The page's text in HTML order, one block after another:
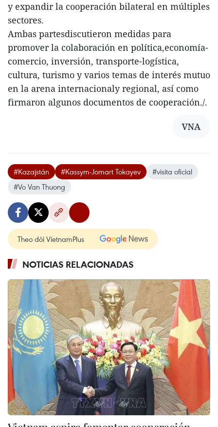
y expandir la cooperación bilateral en múltiples
sectores.
Ambas partesdiscutieron medidas para
promover la colaboración en política,economía-
comercio, inversión, transporte-logística,
cultura, turismo y varios temas de interés mutuo
en la arena internacionaly regional, así como
firmaron algunos documentos de cooperación./.
VNA
#Kazajstán #Kassym-Jomart Tokayev
#visita oficial
#Vo Van Thuong
Theo dõi VietnamPlus
NOTICIAS RELACIONADAS